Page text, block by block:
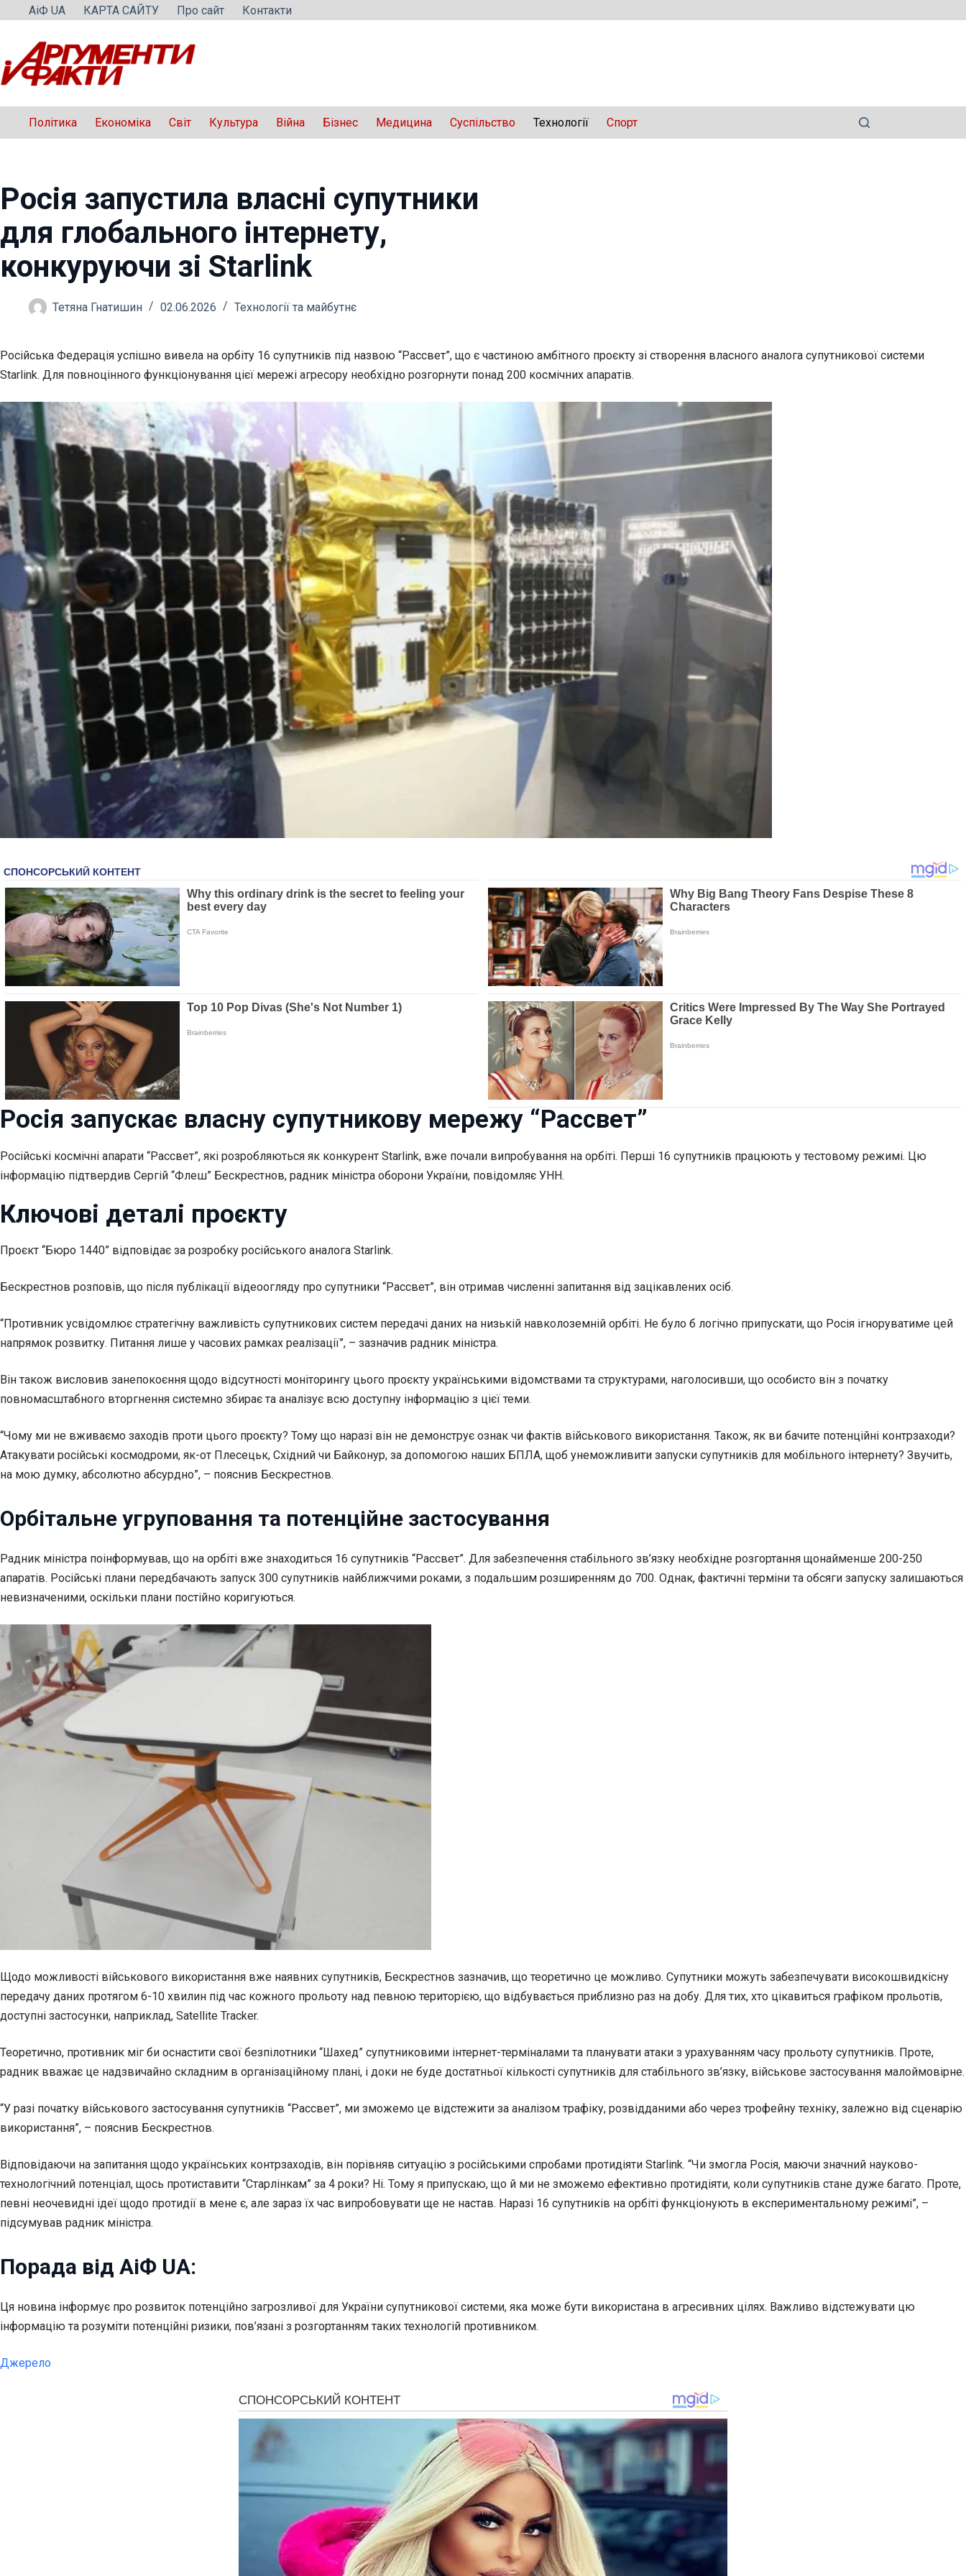
Перейти
вмісту
АіФ UA КАРТА САЙТУ Про сайт Контакти
Політика Економіка Світ Культура Війна Бізнес Медицина Суспільство Технології Спорт
Росія запустила власні супутники
для глобального інтернету,
конкуруючи зі Starlink
Тетяна Гнатишин 02.06.2026 Технології та майбутнє
Російська Федерація успішно вивела на орбіту 16 супутників під назвою “Рассвет”, що є частиною амбітного проєкту зі створення власного аналога супутникової системи
Starlink. Для повноцінного функціонування цієї мережі агресору необхідно розгорнути понад 200 космічних апаратів.
Росія запускає власну супутникову мережу “Рассвет”
Російські космічні апарати “Рассвет”, які розробляються як конкурент Starlink, вже почали випробування на орбіті. Перші 16 супутників працюють у тестовому режимі. Цю
інформацію підтвердив Сергій “Флеш” Бескрестнов, радник міністра оборони України, повідомляє УНН.
Ключові деталі проєкту
Проєкт “Бюро 1440” відповідає за розробку російського аналога Starlink.
Бескрестнов розповів, що після публікації відеоогляду про супутники “Рассвет”, він отримав численні запитання від зацікавлених осіб.
“Противник усвідомлює стратегічну важливість супутникових систем передачі даних на низькій навколоземній орбіті. Не було б логічно припускати, що Росія ігноруватиме цей
напрямок розвитку. Питання лише у часових рамках реалізації”, – зазначив радник міністра.
Він також висловив занепокоєння щодо відсутності моніторингу цього проєкту українськими відомствами та структурами, наголосивши, що особисто він з початку
повномасштабного вторгнення системно збирає та аналізує всю доступну інформацію з цієї теми.
“Чому ми не вживаємо заходів проти цього проєкту? Тому що наразі він не демонструє ознак чи фактів військового використання. Також, як ви бачите потенційні контрзаходи?
Атакувати російські космодроми, як-от Плесецьк, Східний чи Байконур, за допомогою наших БПЛА, щоб унеможливити запуски супутників для мобільного інтернету? Звучить,
на мою думку, абсолютно абсурдно”, – пояснив Бескрестнов.
Орбітальне угруповання та потенційне застосування
Радник міністра поінформував, що на орбіті вже знаходиться 16 супутників “Рассвет”. Для забезпечення стабільного зв’язку необхідне розгортання щонайменше 200-250
апаратів. Російські плани передбачають запуск 300 супутників найближчими роками, з подальшим розширенням до 700. Однак, фактичні терміни та обсяги запуску залишаються
невизначеними, оскільки плани постійно коригуються.
Щодо можливості військового використання вже наявних супутників, Бескрестнов зазначив, що теоретично це можливо. Супутники можуть забезпечувати високошвидкісну
передачу даних протягом 6-10 хвилин під час кожного прольоту над певною територією, що відбувається приблизно раз на добу. Для тих, хто цікавиться графіком прольотів,
доступні застосунки, наприклад, Satellite Tracker.
Теоретично, противник міг би оснастити свої безпілотники “Шахед” супутниковими інтернет-терміналами та планувати атаки з урахуванням часу прольоту супутників. Проте,
радник вважає це надзвичайно складним в організаційному плані, і доки не буде достатньої кількості супутників для стабільного зв’язку, військове застосування малоймовірне.
“У разі початку військового застосування супутників “Рассвет”, ми зможемо це відстежити за аналізом трафіку, розвідданими або через трофейну техніку, залежно від сценарію
використання”, – пояснив Бескрестнов.
Відповідаючи на запитання щодо українських контрзаходів, він порівняв ситуацію з російськими спробами протидіяти Starlink. “Чи змогла Росія, маючи значний науково-
технологічний потенціал, щось протиставити “Старлінкам” за 4 роки? Ні. Тому я припускаю, що й ми не зможемо ефективно протидіяти, коли супутників стане дуже багато. Проте,
певні неочевидні ідеї щодо протидії в мене є, але зараз їх час випробовувати ще не настав. Наразі 16 супутників на орбіті функціонують в експериментальному режимі”, –
підсумував радник міністра.
Порада від АіФ UA:
Ця новина інформує про розвиток потенційно загрозливої для України супутникової системи, яка може бути використана в агресивних цілях. Важливо відстежувати цю
інформацію та розуміти потенційні ризики, пов’язані з розгортанням таких технологій противником.
Джерело